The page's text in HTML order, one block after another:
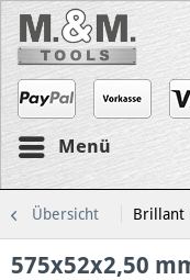
Menü
Übersicht Brillant
575x52x2,50